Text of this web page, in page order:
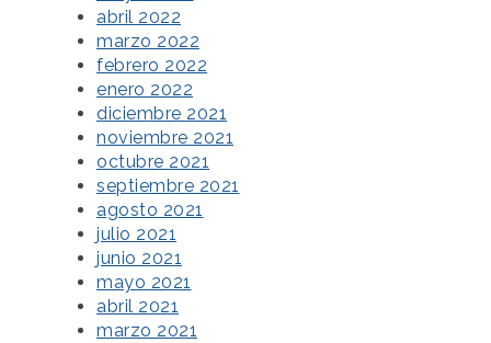
abril 2022
marzo 2022
febrero 2022
enero 2022
diciembre 2021
noviembre 2021
octubre 2021
septiembre 2021
agosto 2021
julio 2021
junio 2021
mayo 2021
abril 2021
marzo 2021